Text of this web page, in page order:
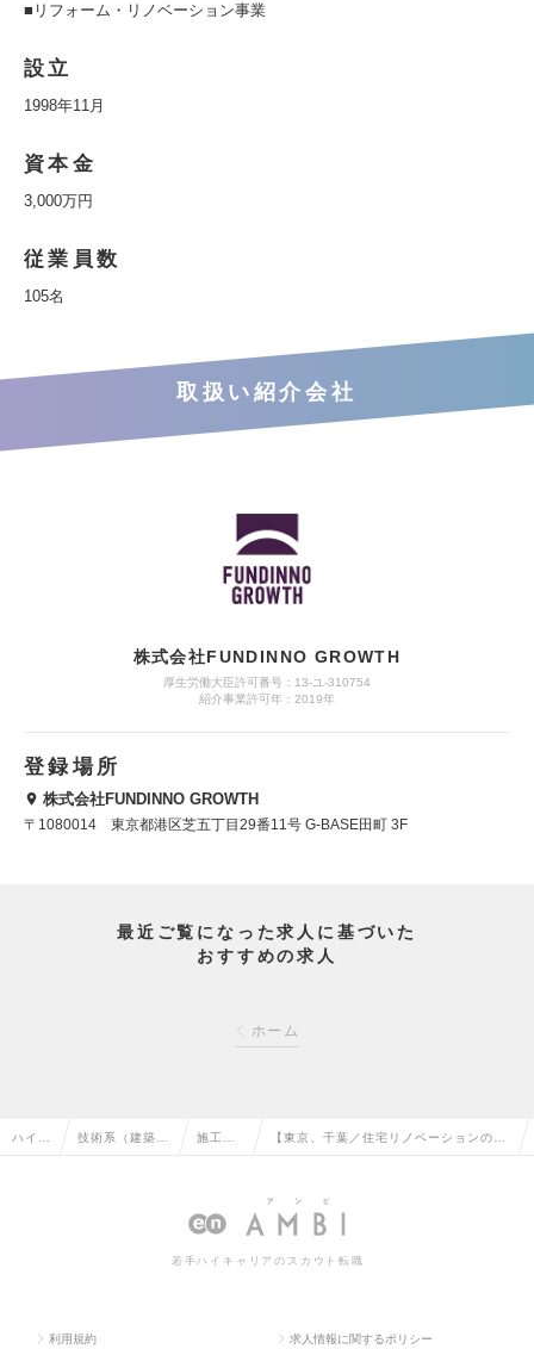
■リフォーム・リノベーション事業
設立
1998年11月
資本金
3,000万円
従業員数
105名
取扱い紹介会社
株式会社FUNDINNO GROWTH
厚生労働大臣許可番号：13-ユ-310754
紹介事業許可年：2019年
登録場所
株式会社FUNDINNO GROWTH
〒1080014 東京都港区芝五丁目29番11号 G-BASE田町 3F
最近ご覧になった求人に基づいた
おすすめの求人
ホーム
ハイク 技術系（建築・ 施工管
築）の
【東京、千葉／住宅リノベーションの施
帰多／転勤なし／※資格不問の求人情報
若手ハイキャリアのスカウト転職
利用規約 求人情報に関するポリシー